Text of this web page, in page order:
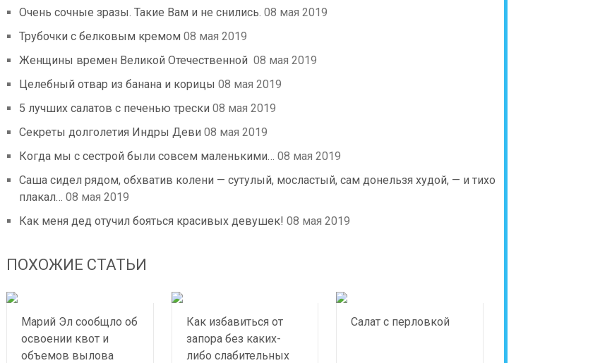
Очень сочные зразы. Такие Вам и не снились. 08 мая 2019
Трубочки с белковым кремом 08 мая 2019
Женщины времен Великой Отечественной 08 мая 2019
Целебный отвар из банана и корицы 08 мая 2019
5 лучших салатов с печенью трески 08 мая 2019
Секреты долголетия Индры Деви 08 мая 2019
Когда мы с сестрой были совсем маленькими… 08 мая 2019
Саша сидел рядом, обхватив колени — сутулый, мосластый, сам донельзя худой, — и тихо
плакал… 08 мая 2019
Как меня дед отучил бояться красивых девушек! 08 мая 2019
ПОХОЖИЕ СТАТЬИ
Марий Эл сообщло об
освоении квот и
объемов вылова
Как избавиться от
запора без каких-
либо слабительных
Салат с перловкой